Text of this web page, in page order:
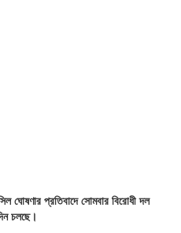
ঘোষণার প্রতিবাদে সোমবার বিরোধী দল
চলছে।